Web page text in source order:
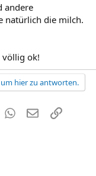
andere
natürlich die milch.
völlig ok!
hier zu antworten.
WhatsApp
E-MailLink